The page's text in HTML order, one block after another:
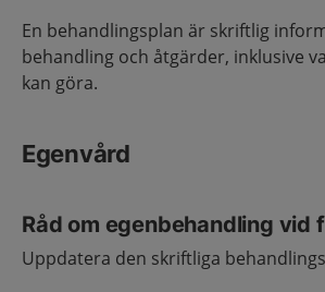
En behandlingsplan är skriftlig
behandling och åtgärder, inklusive
kan göra.
Egenvård
Råd om egenbehandling vid
Uppdatera den skriftliga